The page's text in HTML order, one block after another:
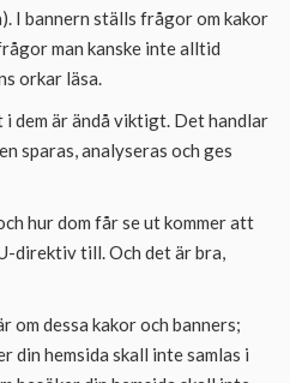
I bannern ställs frågor om kakor
man kanske inte alltid
orkar läsa.
i dem är ändå viktigt. Det handlar
sparas, analyseras och ges
hur dom får se ut kommer att
direktiv till. Och det är bra,
om dessa kakor och banners;
din hemsida skall inte samlas i